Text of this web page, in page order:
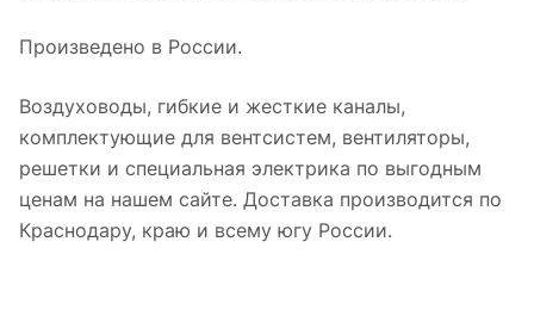
Произведено в России.
Воздуховоды, гибкие и жесткие каналы,
комплектующие для вентсистем, вентиляторы,
решетки и специальная электрика по выгодным
ценам на нашем сайте. Доставка производится по
Краснодару, краю и всему югу России.